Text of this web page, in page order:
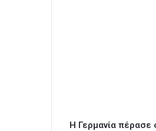
Η Γερμανία πέρασε